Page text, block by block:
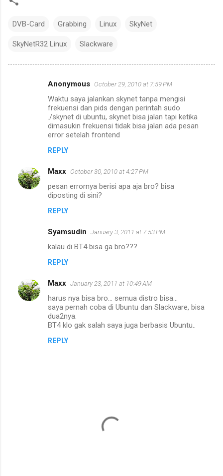
DVB-Card Grabbing Linux SkyNet
SkyNetR32 Linux Slackware
t
s
Anonymous October 29, 2010 at 7:59 PM
Waktu saya jalankan skynet tanpa mengisi
frekuensi dan pids dengan perintah sudo
./skynet di ubuntu, skynet bisa jalan tapi ketika
dimasukin frekuensi tidak bisa jalan ada pesan
error setelah frontend
REPLY
Maxx October 30, 2010 at 4:27 PM
pesan errornya berisi apa aja bro? bisa
diposting di sini?
REPLY
Syamsudin January 3, 2011 at 7:53 PM
kalau di BT4 bisa ga bro???
REPLY
Maxx January 23, 2011 at 10:49 AM
harus nya bisa bro... semua distro bisa...
saya pernah coba di Ubuntu dan Slackware, bisa
dua2nya.
BT4 klo gak salah saya juga berbasis Ubuntu..
REPLY